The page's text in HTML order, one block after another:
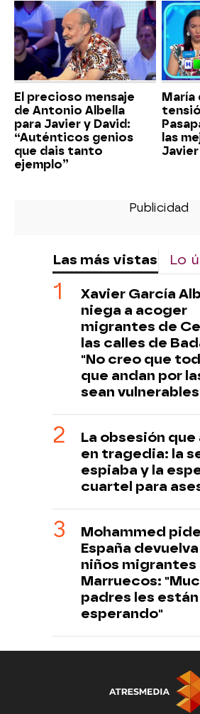
El precioso mensaje
de Antonio Albella
para Javier y David:
“Auténticos genios
que dais tanto
ejemplo”
María
las
Javier
Las más vistas Lo
Xavier García
niega a acoger
migrantes de
las calles de
"No creo que
que andan por
sean
La obsesión
en tragedia: la
espiaba y la
cuartel para
Mohammed
España
niños migrantes
Marruecos:
padres les están
esperando"